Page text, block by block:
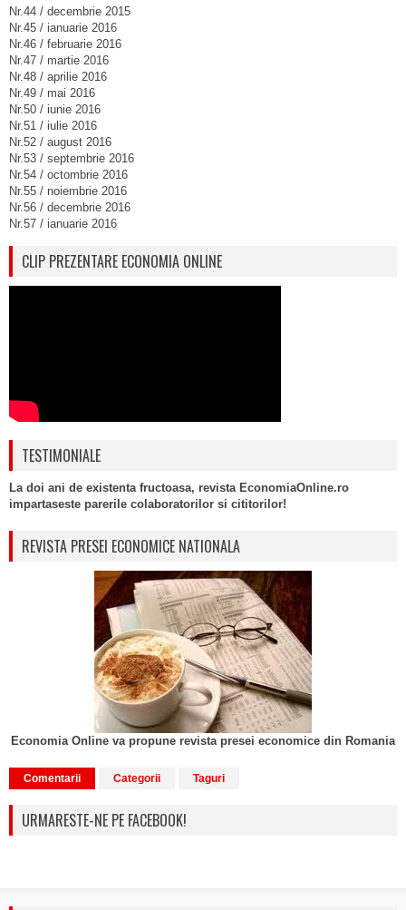
Nr.44 / decembrie 2015
Nr.45 / ianuarie 2016
Nr.46 / februarie 2016
Nr.47 / martie 2016
Nr.48 / aprilie 2016
Nr.49 / mai 2016
Nr.50 / iunie 2016
Nr.51 / iulie 2016
Nr.52 / august 2016
Nr.53 / septembrie 2016
Nr.54 / octombrie 2016
Nr.55 / noiembrie 2016
Nr.56 / decembrie 2016
Nr.57 / ianuarie 2016
CLIP PREZENTARE ECONOMIA ONLINE
TESTIMONIALE
La doi ani de existenta fructoasa, revista EconomiaOnline.ro
impartaseste parerile colaboratorilor si cititorilor!
REVISTA PRESEI ECONOMICE NATIONALA
Economia Online va propune revista presei economice din Romania
Comentarii Categorii Taguri
URMARESTE-NE PE FACEBOOK!